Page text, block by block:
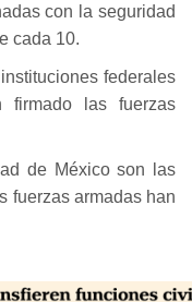
con la seguridad
cada 10.
federales
las fuerzas
de México son las
fuerzas armadas han